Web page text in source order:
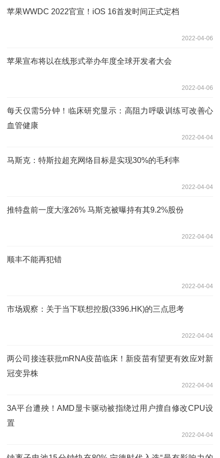
苹果WWDC 2022官宣！iOS 16首发时间正式定档
2022-04-06
苹果宣布将以在线形式举办年度全球开发者大会
2022-04-06
每天仅需5分钟！临床研究显示：高阻力呼吸训练可改善心
血管健康
2022-04-04
马斯克：特斯拉超充网络目标是实现30%的毛利率
2022-04-04
推特盘前一度大涨26% 马斯克被曝持有其9.2%股份
2022-04-04
顺丰不能再犯错
2022-04-04
市场观察：关于当下联想控股(3396.HK)的三点思考
2022-04-04
两公司接连获批mRNA疫苗临床！新疫苗有望更有效应对新
冠变异株
2022-04-04
3A平台遭殃！AMD显卡驱动被指绕过用户擅自修改CPU设
置
2022-04-04